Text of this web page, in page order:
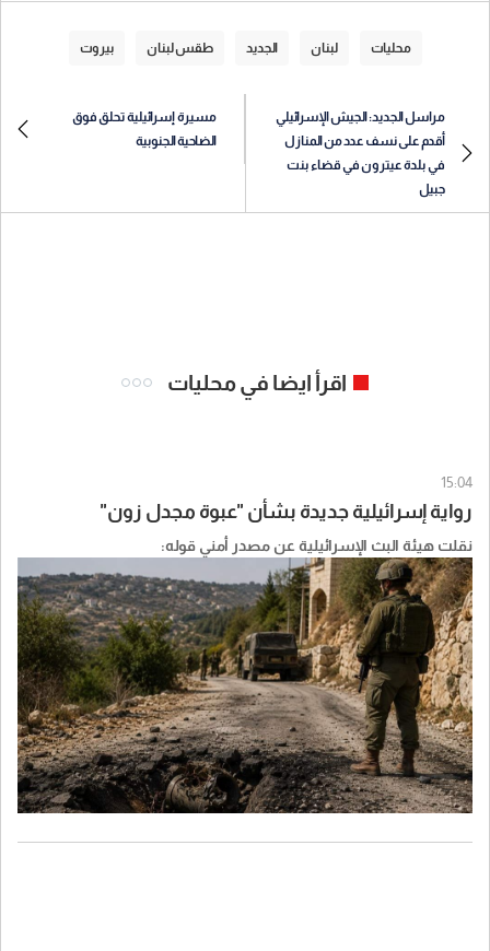
محليات لبنان الجديد طقس لبنان بيروت
مراسل الجديد: الجيش الإسرائيلي
أقدم على نسف عدد من المنازل
في بلدة عيترون في قضاء بنت
جبيل
مسيرة إسرائيلية تحلق فوق
الضاحية الجنوبية
اقرأ ايضا في محليات
15:04
رواية إسرائيلية جديدة بشأن "عبوة مجدل زون"
نقلت هيئة البث الإسرائيلية عن مصدر أمني قوله: